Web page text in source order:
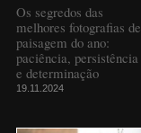
Os segredos das
melhores fotografias de
paisagem do ano:
paciência, persistência
e determinação
19.11.2024